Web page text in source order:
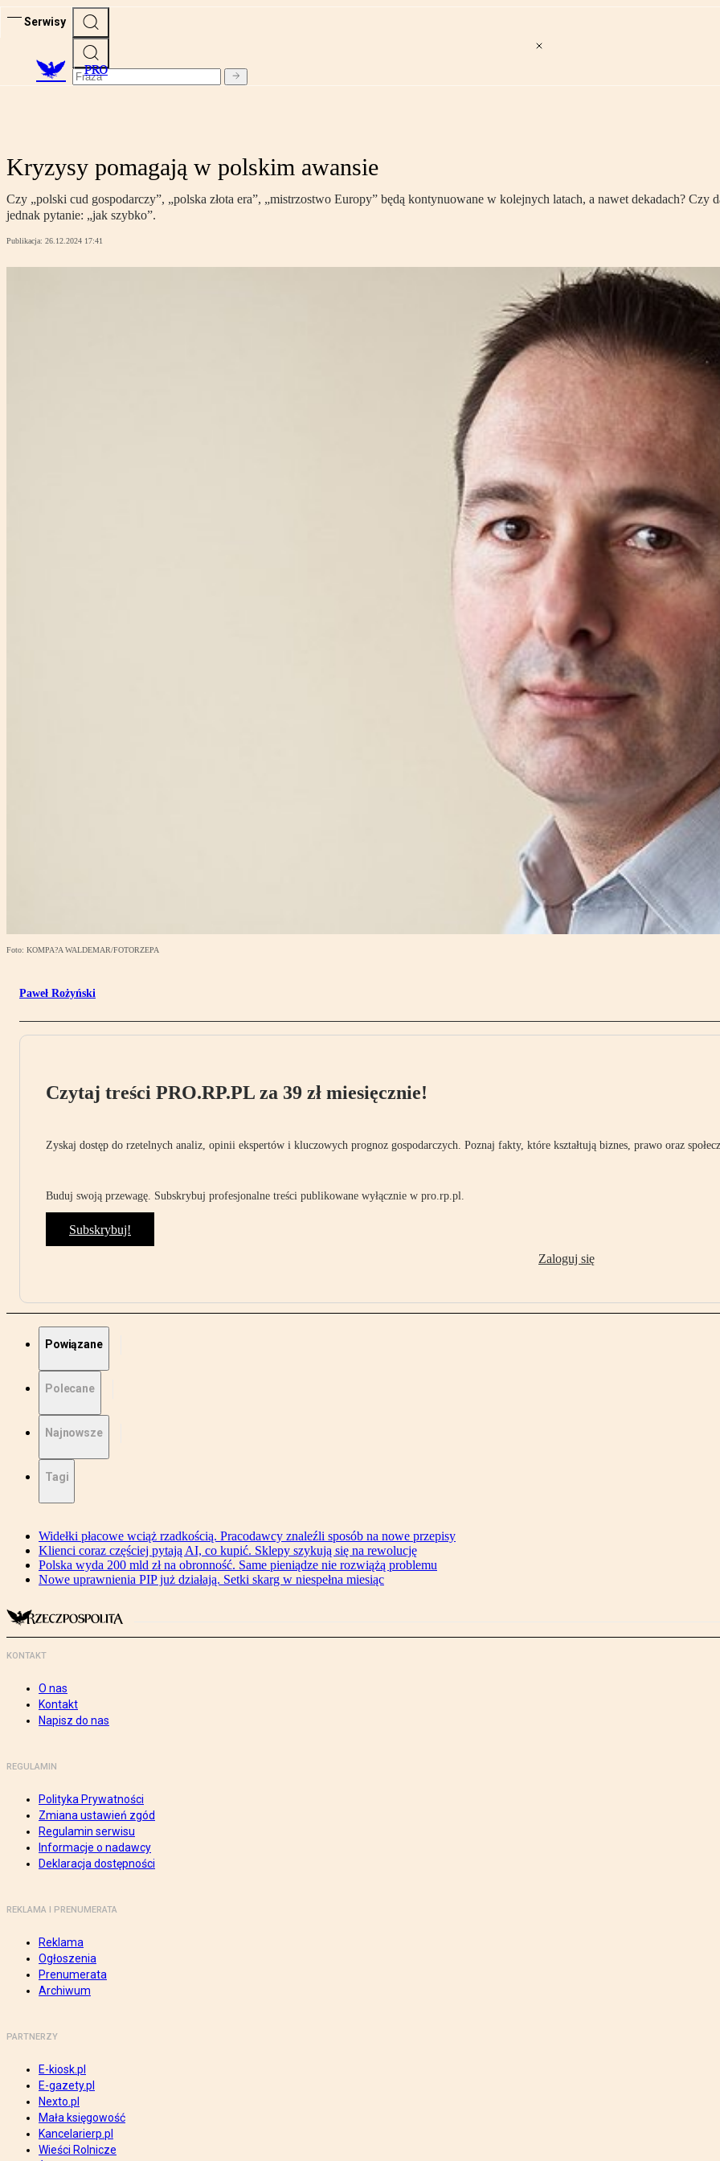
Serwisy
PRO
Kryzysy pomagają w polskim awansie
Czy „polski cud gospodarczy”, „polska złota era”, „mistrzostwo Europy” będą kontynuowane w kolejnych latach, a nawet dekadach?
jednak pytanie: „jak szybko”.
Publikacja: 26.12.2024 17:41
Foto: KOMPA?A WALDEMAR/FOTORZEPA
Paweł Rożyński
Czytaj treści PRO.RP.PL za 39 zł miesięcznie!
Zyskaj dostęp do rzetelnych analiz, opinii ekspertów i kluczowych prognoz gospodarczych. Poznaj fakty, które kształtują biznes, prawo oraz
Buduj swoją przewagę. Subskrybuj profesjonalne treści publikowane wyłącznie w pro.rp.pl.
Subskrybuj!
Zaloguj się
Powiązane
Polecane
Najnowsze
Tagi
Widełki płacowe wciąż rzadkością. Pracodawcy znaleźli sposób na nowe przepisy
Klienci coraz częściej pytają AI, co kupić. Sklepy szykują się na rewolucję
Polska wyda 200 mld zł na obronność. Same pieniądze nie rozwiążą problemu
Nowe uprawnienia PIP już działają. Setki skarg w niespełna miesiąc
KONTAKT
O nas
Kontakt
Napisz do nas
REGULAMIN
Polityka Prywatności
Zmiana ustawień zgód
Regulamin serwisu
Informacje o nadawcy
Deklaracja dostępności
REKLAMA I PRENUMERATA
Reklama
Ogłoszenia
Prenumerata
Archiwum
PARTNERZY
E-kiosk.pl
E-gazety.pl
Nexto.pl
Mała księgowość
Kancelarierp.pl
Wieści Rolnicze